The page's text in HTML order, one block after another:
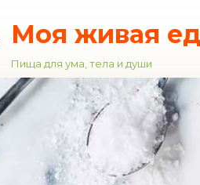
Моя живая
Пища для ума, тела и души